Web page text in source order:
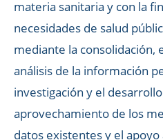
materia sanitaria y con la
necesidades de salud
mediante la consolidación,
análisis de la información
investigación y el
aprovechamiento de los
datos existentes y el apoyo